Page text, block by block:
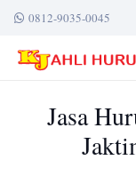
0812-9035-0045
Jasa